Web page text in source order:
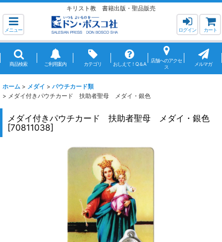
キリスト教 書籍出版・聖品販売
メニュー ログイン カート
商品検索 ご利用案内 カテゴリ おしえて！Q＆A
店舗へのアクセ
ス
メルマガ
ホーム > メダイ > パウチカード類
> メダイ付きパウチカード 扶助者聖母 メダイ・銀色
メダイ付きパウチカード 扶助者聖母 メダイ・銀色
[70811038]